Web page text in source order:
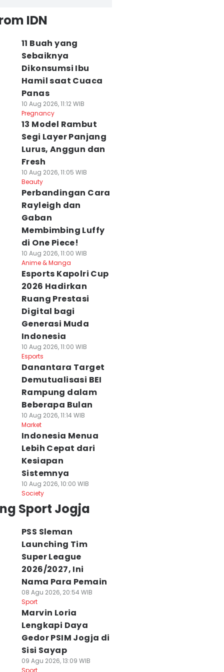
IDN
11 Buah yang
Sebaiknya
Dikonsumsi Ibu
Hamil saat Cuaca
Panas
10 Aug 2026, 11:12 WIB
Pregnancy
13 Model Rambut
Segi Layer Panjang
Lurus, Anggun dan
Fresh
10 Aug 2026, 11:05 WIB
Beauty
Perbandingan Cara
Rayleigh dan
Gaban
Membimbing Luffy
di One Piece!
10 Aug 2026, 11:00 WIB
Anime & Manga
Esports Kapolri Cup
2026 Hadirkan
Ruang Prestasi
Digital bagi
Generasi Muda
Indonesia
10 Aug 2026, 11:00 WIB
Esports
Danantara Target
Demutualisasi BEI
Rampung dalam
Beberapa Bulan
10 Aug 2026, 11:14 WIB
Market
Indonesia Menua
Lebih Cepat dari
Kesiapan
Sistemnya
10 Aug 2026, 10:00 WIB
Society
Sport Jogja
PSS Sleman
Launching Tim
Super League
2026/2027, Ini
Nama Para Pemain
08 Agu 2026, 20:54 WIB
Sport
Marvin Loria
Lengkapi Daya
Gedor PSIM Jogja di
Sisi Sayap
09 Agu 2026, 13:09 WIB
Sport